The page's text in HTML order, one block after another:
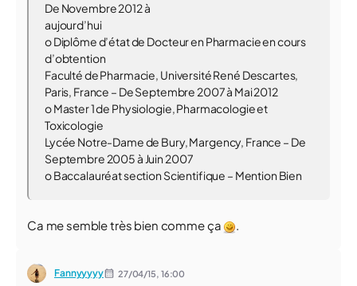
De Novembre 2012 à
aujourd’hui
o Diplôme d’état de Docteur en Pharmacie en cours
d’obtention
Faculté de Pharmacie, Université René Descartes,
Paris, France – De Septembre 2007 à Mai 2012
o Master 1 de Physiologie, Pharmacologie et
Toxicologie
Lycée Notre-Dame de Bury, Margency, France – De
Septembre 2005 à Juin 2007
o Baccalauréat section Scientifique – Mention Bien
Ca me semble très bien comme ça .
Fannyyyyy 27/04/15, 16:00